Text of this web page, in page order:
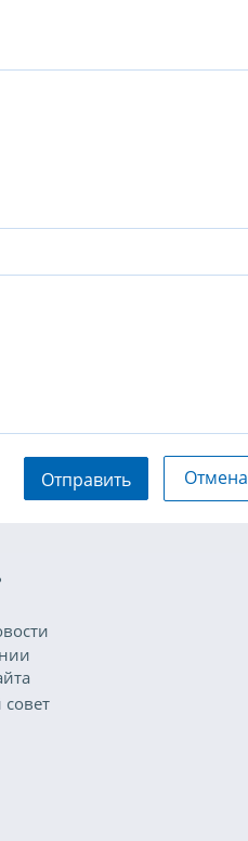
Отправить Отмена